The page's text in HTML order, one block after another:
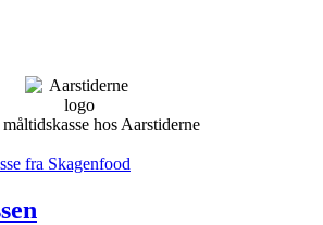
hos Aarstiderne